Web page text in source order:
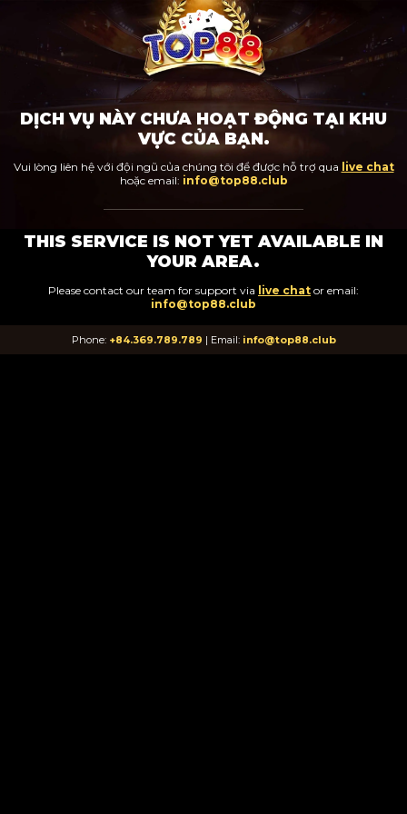
DỊCH VỤ NÀY CHƯA HOẠT ĐỘNG TẠI KHU
VỰC CỦA BẠN.
Vui lòng liên hệ với đội ngũ của chúng tôi để được hỗ trợ qua live chat
hoặc email: info@top88.club
THIS SERVICE IS NOT YET AVAILABLE IN
YOUR AREA.
Please contact our team for support via live chat or email:
info@top88.club
Phone: +84.369.789.789 | Email: info@top88.club